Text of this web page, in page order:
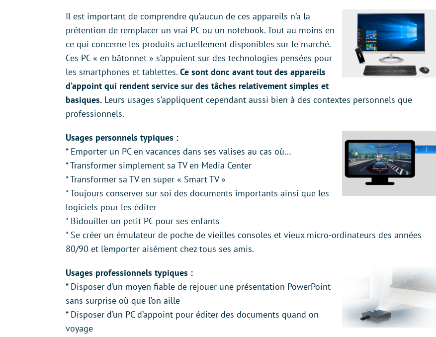
Il est important de comprendre qu’aucun de ces appareils n’a la
prétention de remplacer un vrai PC ou un notebook. Tout au moins en
ce qui concerne les produits actuellement disponibles sur le marché.
Ces PC « en bâtonnet » s’appuient sur des technologies pensées pour
les smartphones et tablettes. Ce sont donc avant tout des appareils
d’appoint qui rendent service sur des tâches relativement simples et
basiques. Leurs usages s’appliquent cependant aussi bien à des contextes personnels que
professionnels.
Usages personnels typiques :
* Emporter un PC en vacances dans ses valises au cas où…
* Transformer simplement sa TV en Media Center
* Transformer sa TV en super « Smart TV »
* Toujours conserver sur soi des documents importants ainsi que les
logiciels pour les éditer
* Bidouiller un petit PC pour ses enfants
* Se créer un émulateur de poche de vieilles consoles et vieux micro-ordinateurs des années
80/90 et l’emporter aisément chez tous ses amis.
Usages professionnels typiques :
* Disposer d’un moyen fiable de rejouer une présentation PowerPoint
sans surprise où que l’on aille
* Disposer d’un PC d’appoint pour éditer des documents quand on
voyage